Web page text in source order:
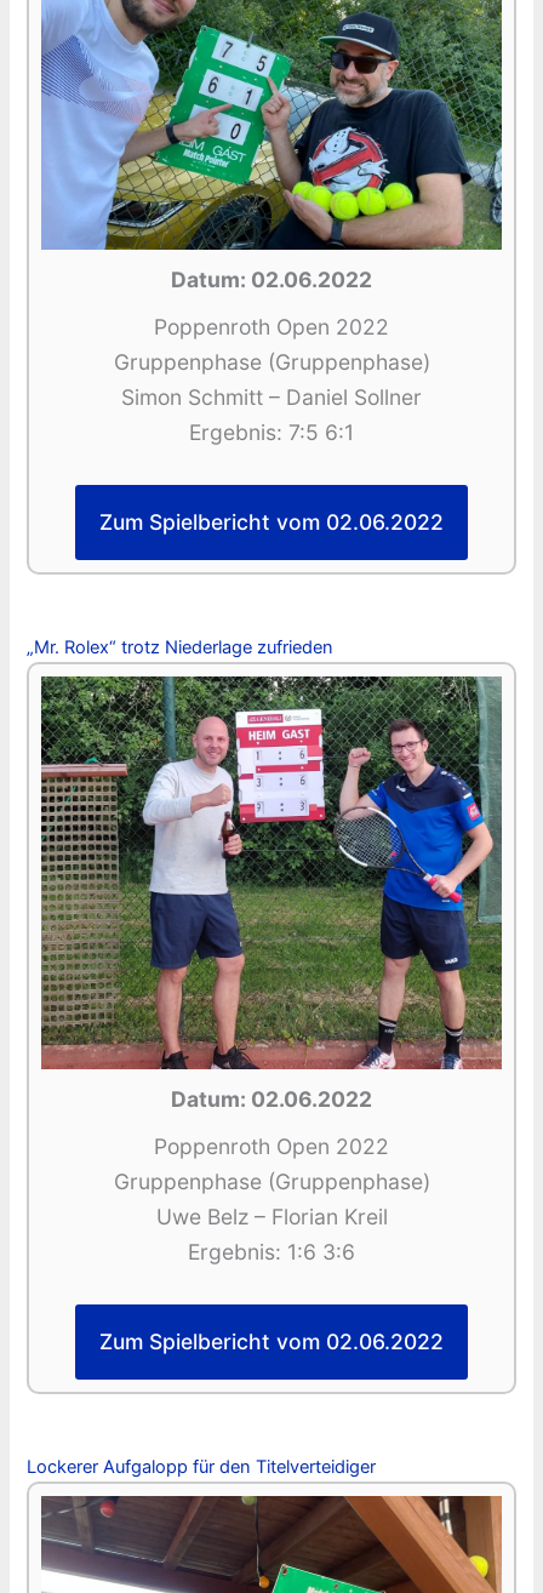
Datum: 02.06.2022
Poppenroth Open 2022
Gruppenphase (Gruppenphase)
Simon Schmitt – Daniel Sollner
Ergebnis: 7:5 6:1
Zum Spielbericht vom 02.06.2022
„Mr. Rolex“ trotz Niederlage zufrieden
Datum: 02.06.2022
Poppenroth Open 2022
Gruppenphase (Gruppenphase)
Uwe Belz – Florian Kreil
Ergebnis: 1:6 3:6
Zum Spielbericht vom 02.06.2022
Lockerer Aufgalopp für den Titelverteidiger